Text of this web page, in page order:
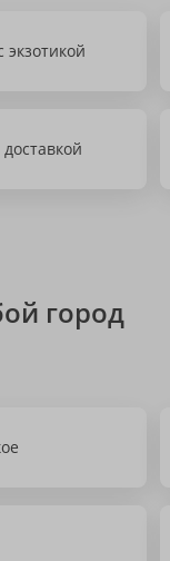
экзотикой
город